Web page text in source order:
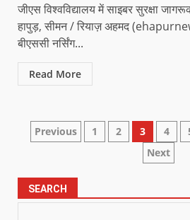
जीएस विश्वविद्यालय में साइबर सुरक्षा
हापुड़, सीमन / रियाज़ अहमद
बीएससी नर्सिंग...
Read More
Previous 1 2 3 4
Next
SEARCH